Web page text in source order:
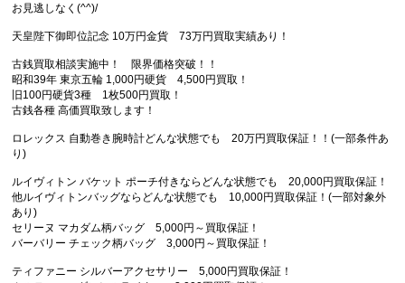
お見逃しなく(^^)/
天皇陛下御即位記念 10万円金貨 73万円買取実績あり！
古銭買取相談実施中！ 限界価格突破！！
昭和39年 東京五輪 1,000円硬貨 4,500円買取！
旧100円硬貨3種 1枚500円買取！
古銭各種 高価買取致します！
ロレックス 自動巻き腕時計どんな状態でも 20万円買取保証！！(一部条件あ
り)
ルイヴィトン バケット ポーチ付きならどんな状態でも 20,000円買取保証！
他ルイヴィトンバッグならどんな状態でも 10,000円買取保証！(一部対象外
あり)
セリーヌ マカダム柄バッグ 5,000円～買取保証！
バーバリー チェック柄バッグ 3,000円～買取保証！
ティファニー シルバーアクセサリー 5,000円買取保証！